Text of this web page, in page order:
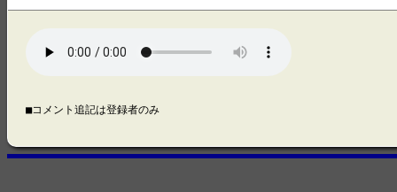
■コメント追記は登録者のみ